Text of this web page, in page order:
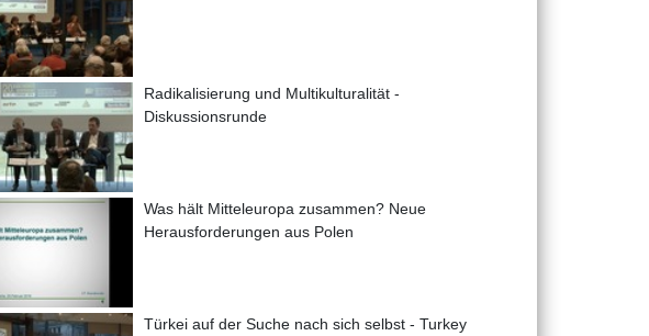
Radikalisierung und Multikulturalität -
Diskussionsrunde
Was hält Mitteleuropa zusammen? Neue
Herausforderungen aus Polen
Türkei auf der Suche nach sich selbst - Turkey